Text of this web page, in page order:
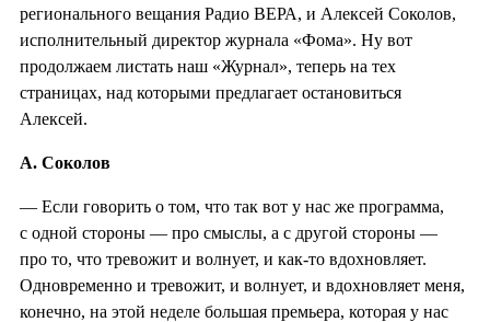
регионального вещания Радио ВЕРА, и Алексей Соколов,
исполнительный директор журнала «Фома». Ну вот
продолжаем листать наш «Журнал», теперь на тех
страницах, над которыми предлагает остановиться
Алексей.
А. Соколов
— Если говорить о том, что так вот у нас же программа,
с одной стороны — про смыслы, а с другой стороны —
про то, что тревожит и волнует, и как-то вдохновляет.
Одновременно и тревожит, и волнует, и вдохновляет меня,
конечно, на этой неделе большая премьера, которая у нас